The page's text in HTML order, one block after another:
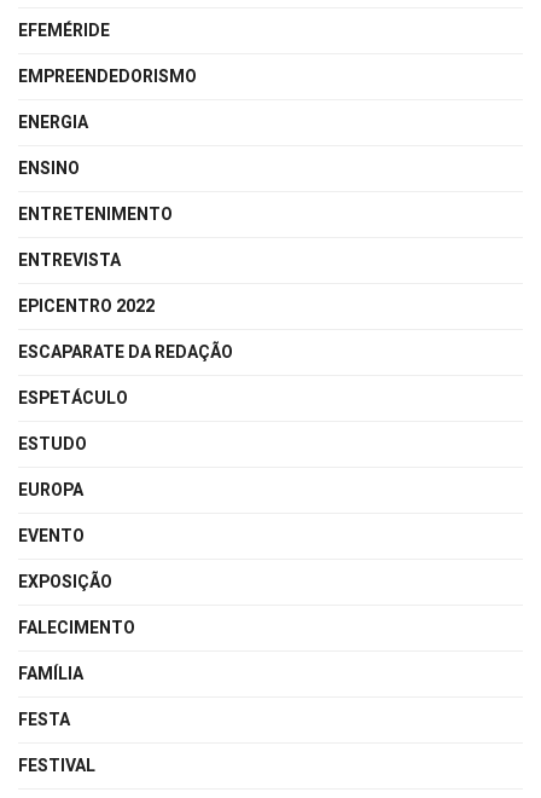
EFEMÉRIDE
EMPREENDEDORISMO
ENERGIA
ENSINO
ENTRETENIMENTO
ENTREVISTA
EPICENTRO 2022
ESCAPARATE DA REDAÇÃO
ESPETÁCULO
ESTUDO
EUROPA
EVENTO
EXPOSIÇÃO
FALECIMENTO
FAMÍLIA
FESTA
FESTIVAL